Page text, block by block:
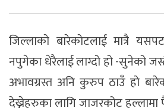
जिल्लाकाे बारेकाेटलाई मात्रै
नपुगेका धेरैलाई लाग्दो हो -सुनेको
अभावग्रस्त अनि कुरुप ठाउँ हाे
देख्नेहरुका लागि जाजरकोट हल्लामा